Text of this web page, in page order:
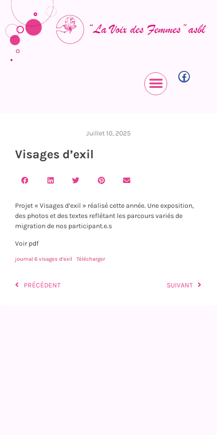
Juillet 10, 2025
Visages d’exil
Projet « Visages d’exil » réalisé cette année. Une exposition,
des photos et des textes reflétant les parcours variés de
migration de nos participant.e.s
Voir pdf
journal 6 visages d’exil Télécharger
PRÉCÉDENT SUIVANT